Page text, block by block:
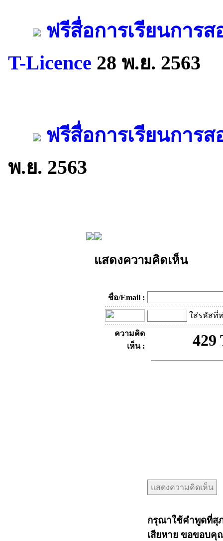
ฟรีสื่อการเรียนการ
T-Licence 28 พ.ย. 2563
ฟรีสื่อการเรียนการ
พ.ย. 2563
แสดงความคิดเห็น
ชื่อ/Email :
ใส่รหัสที่
ความคิด
เห็น :
กรุณาใช้คำพูดที่สุ
เสียหาย ขอขอบคุ